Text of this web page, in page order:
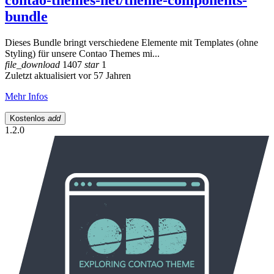
bundle
Dieses Bundle bringt verschiedene Elemente mit Templates (ohne
Styling) für unsere Contao Themes mi...
file_download 1407 star1
Zuletzt aktualisiert vor 57 Jahren
Mehr Infos
Kostenlos add
1.2.0